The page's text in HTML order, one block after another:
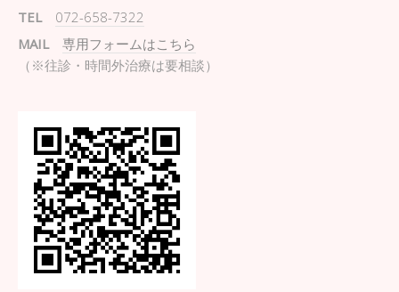
TEL
072-658-7322
MAIL
専用フォームはこちら
（※往診・時間外治療は要相談）